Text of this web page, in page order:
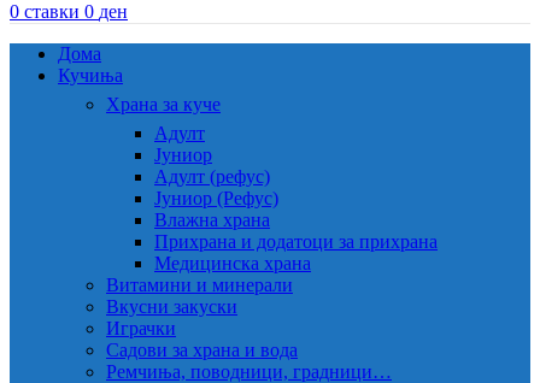
0 ставки 0 ден
Дома
Кучиња
Храна за куче
Адулт
Јуниор
Адулт (рефус)
Јуниор (Рефус)
Влажна храна
Прихрана и додатоци за прихрана
Медицинска храна
Витамини и минерали
Вкусни закуски
Играчки
Садови за храна и вода
Ремчиња, поводници, градници…